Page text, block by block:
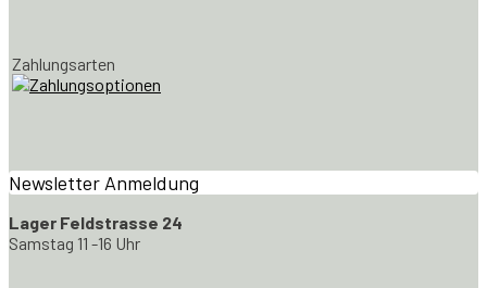
Zahlungsarten
Newsletter Anmeldung
Lager Feldstrasse 24
Samstag 11 -16 Uhr